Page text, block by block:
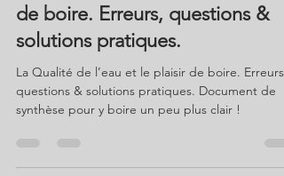
La Qualité de l’eau et le plaisir
de boire. Erreurs, questions &
solutions pratiques.
La Qualité de l’eau et le plaisir de boire. Erreurs,